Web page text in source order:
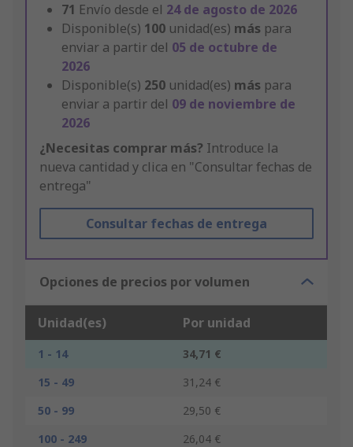
71 Envío desde el 24 de agosto de 2026
Disponible(s) 100 unidad(es) más para
enviar a partir del 05 de octubre de
2026
Disponible(s) 250 unidad(es) más para
enviar a partir del 09 de noviembre de
2026
¿Necesitas comprar más? Introduce la
nueva cantidad y clica en "Consultar fechas de
entrega"
Consultar fechas de entrega
Opciones de precios por volumen
Unidad(es) Por unidad
1 - 14
34,71 €
15 - 49
31,24 €
50 - 99
29,50 €
100 - 249
26,04 €